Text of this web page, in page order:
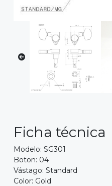
Ficha técnica
Modelo: SG301
Boton: 04
Vástago: Standard
Color: Gold